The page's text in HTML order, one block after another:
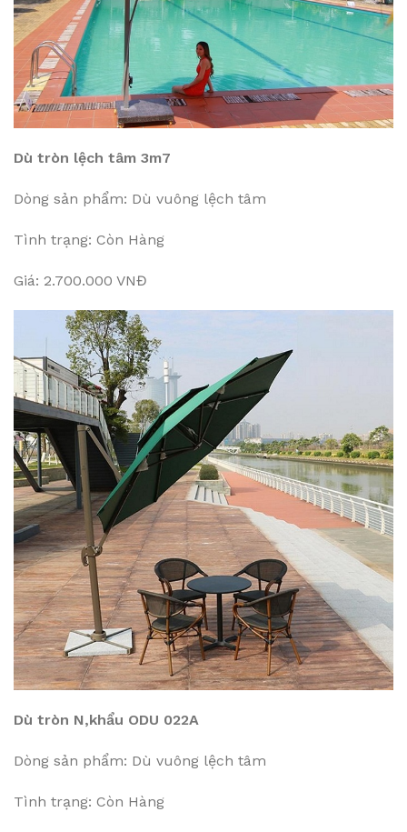
Dù tròn lệch tâm 3m7
Dòng sản phẩm: Dù vuông lệch tâm
Tình trạng: Còn Hàng
Giá: 2.700.000 VNĐ
Dù tròn N,khẩu ODU 022A
Dòng sản phẩm: Dù vuông lệch tâm
Tình trạng: Còn Hàng